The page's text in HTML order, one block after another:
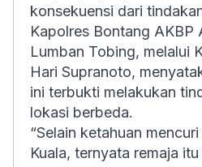
konsekuensi dari
Kapolres Bontang AKBP
Lumban Tobing, melalui
Hari Supranoto,
ini terbukti melakukan
lokasi berbeda.
“Selain ketahuan
Kuala, ternyata remaja